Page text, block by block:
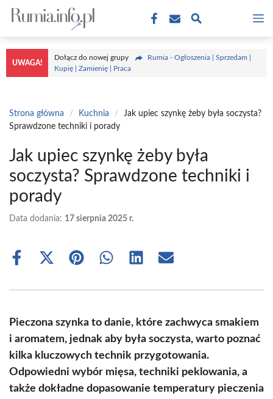
Przejdź
treści
UWAGA!
Dołącz do nowej grupy
Rumia - Ogłoszenia | Sprzedam |
Kupię | Zamienię | Praca
Strona główna / Kuchnia /
Jak upiec szynkę żeby była soczysta?
Sprawdzone techniki i porady
Jak upiec szynkę żeby była
soczysta? Sprawdzone techniki i
porady
Data dodania: 17 sierpnia 2025 r.
Share
Share
(Twitter)
Share Share Share Share
Pieczona szynka to danie, które zachwyca smakiem
i aromatem, jednak aby była soczysta, warto poznać
kilka kluczowych technik przygotowania.
Odpowiedni wybór mięsa, techniki peklowania, a
także dokładne dopasowanie temperatury pieczenia